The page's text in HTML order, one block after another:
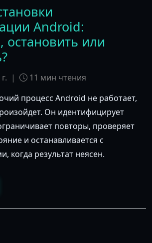
Android:
остановить или
| 11 мин чтения
процесс Android не работает,
Он идентифицирует
повторы, проверяет
и останавливается с
когда результат неясен.